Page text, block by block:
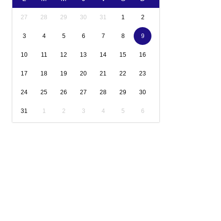
27 28 29 30 31 1 2
3 4 5 6 7 8 9
10 11 12 13 14 15 16
17 18 19 20 21 22 23
24 25 26 27 28 29 30
31 1 2 3 4 5 6